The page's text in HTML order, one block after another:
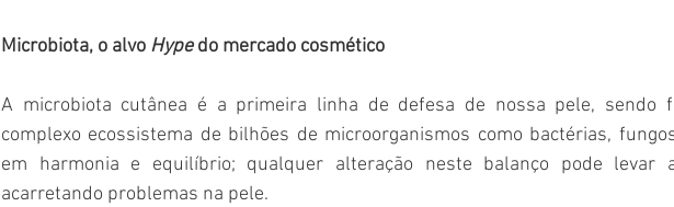
Microbiota, o alvo Hype do mercado cosmético
A microbiota cutânea é a primeira linha de defesa de nossa pele, sendo
complexo ecossistema de bilhões de microorganismos como bactérias,
em harmonia e equilíbrio; qualquer alteração neste balanço pode levar
acarretando problemas na pele.